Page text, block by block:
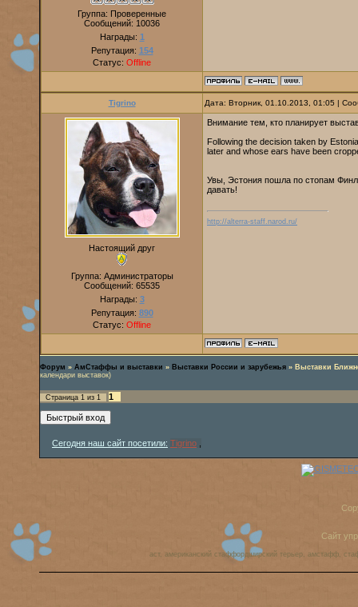
Группа: Проверенные
Сообщений: 10036
Награды: 1
Репутация: 154
Статус: Offline
Tigrino Дата: Вторник, 01.10.2013, 01:05 |
Настоящий друг
Группа: Администраторы
Сообщений: 65535
Награды: 3
Репутация: 890
Статус: Offline
Внимание тем, кто планирует
Following the decision taken by
later and whose ears have been
Увы, Эстония пошла по стопам
давать!
http://alterra-staff.narod.ru/
Форум » АмСтаффы и выставки » Выставки России и зарубежья » Выставки
календари выставок)
Страница 1 из 1 1
Сегодня наш сайт посетили: Tigrino
Сайт
аст, американский стаффордширский терьер, амстафф,